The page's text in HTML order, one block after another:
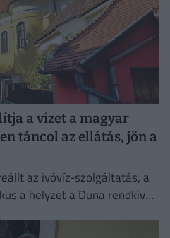
a vizet a magyar
táncol az ellátás, jön a
az ivóvíz-szolgáltatás, a
a helyzet a Duna rendkívül